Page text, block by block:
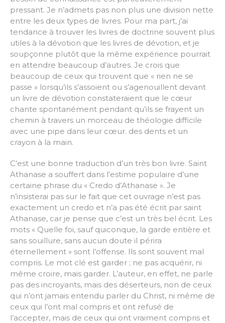
pressant. Je n’admets pas non plus une division nette
entre les deux types de livres. Pour ma part, j’ai
tendance à trouver les livres de doctrine souvent plus
utiles à la dévotion que les livres de dévotion, et je
soupçonne plutôt que la même expérience pourrait
en attendre beaucoup d’autres. Je crois que
beaucoup de ceux qui trouvent que « rien ne se
passe » lorsqu’ils s’assoient ou s’agenouillent devant
un livre de dévotion constateraient que le cœur
chante spontanément pendant qu’ils se frayent un
chemin à travers un morceau de théologie difficile
avec une pipe dans leur cœur. des dents et un
crayon à la main.
C’est une bonne traduction d’un très bon livre. Saint
Athanase a souffert dans l’estime populaire d’une
certaine phrase du « Credo d’Athanase ». Je
n’insisterai pas sur le fait que cet ouvrage n’est pas
exactement un credo et n’a pas été écrit par saint
Athanase, car je pense que c’est un très bel écrit. Les
mots « Quelle foi, sauf quiconque, la garde entière et
sans souillure, sans aucun doute il périra
éternellement » sont l’offense. Ils sont souvent mal
compris. Le mot clé est garder ; ne pas acquérir, ni
même croire, mais garder. L’auteur, en effet, ne parle
pas des incroyants, mais des déserteurs, non de ceux
qui n’ont jamais entendu parler du Christ, ni même de
ceux qui l’ont mal compris et ont refusé de
l’accepter, mais de ceux qui ont vraiment compris et